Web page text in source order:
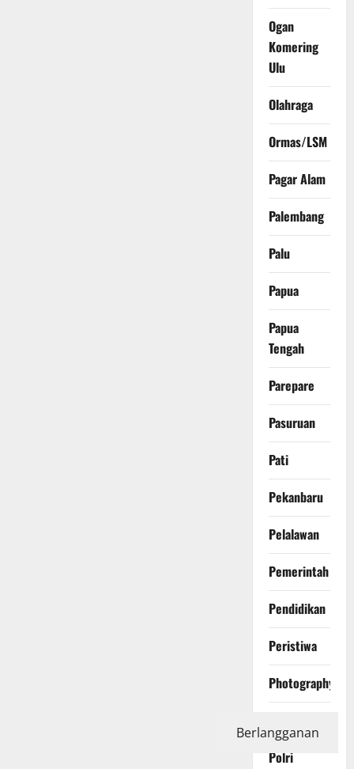
Ogan
Komering
Ulu
Olahraga
Ormas/LSM
Pagar Alam
Palembang
Palu
Papua
Papua
Tengah
Parepare
Pasuruan
Pati
Pekanbaru
Pelalawan
Pemerintah
Pendidikan
Peristiwa
Photography
Polri
Berlangganan